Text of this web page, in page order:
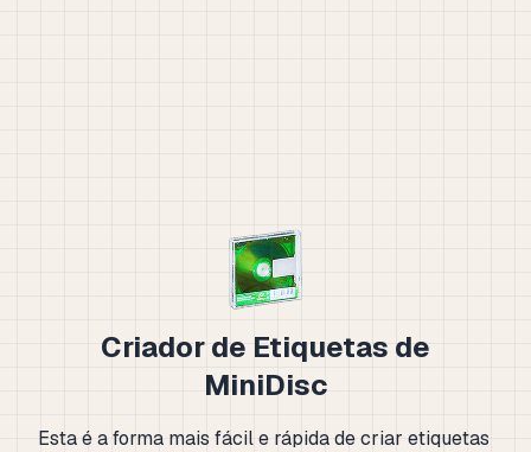
Criador de Etiquetas de
MiniDisc
Esta é a forma mais fácil e rápida de criar etiquetas